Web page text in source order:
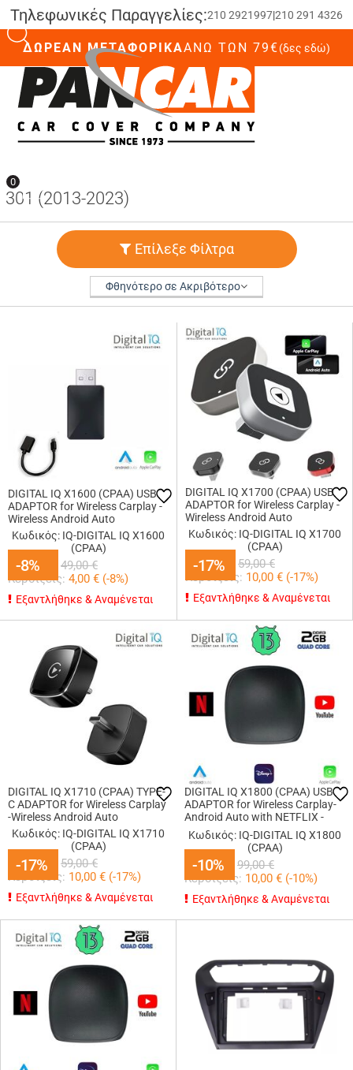
Τηλεφωνικές Παραγγελίες:210 2921997|210 291 4326
ΔΩΡΕΑΝ ΜΕΤΑΦΟΡΙΚΑΆΝΩ ΤΩΝ 79€(δες εδώ)
0
301 (2013-2023)
Επίλεξε Φίλτρα
Φθηνότερο σε Ακριβότερο
-8%
DIGITAL IQ X1600 (CPAA) USB
ADAPTOR for Wireless Carplay -
Wireless Android Auto
Κωδικός: IQ-DIGITAL IQ X1600
(CPAA)
45,00 49,00 €
Κερδίζεις: 4,00 € (-8%)
-8%
Εξαντλήθηκε & Αναμένεται
-17%
DIGITAL IQ X1700 (CPAA) USB
ADAPTOR for Wireless Carplay -
Wireless Android Auto
Κωδικός: IQ-DIGITAL IQ X1700
(CPAA)
49,00€ 59,00 €
Κερδίζεις: 10,00 € (-17%)
-17%
Εξαντλήθηκε & Αναμένεται
-17%
DIGITAL IQ X1710 (CPAA) TYPE-
C ADAPTOR for Wireless Carplay
-Wireless Android Auto
Κωδικός: IQ-DIGITAL IQ X1710
(CPAA)
49,00€ 59,00 €
Κερδίζεις: 10,00 € (-17%)
-17%
Εξαντλήθηκε & Αναμένεται
-10%
DIGITAL IQ X1800 (CPAA) USB
ADAPTOR for Wireless Carplay-
Android Auto with NETFLIX -
YOUTUBE - DISNEY+
Κωδικός: IQ-DIGITAL IQ X1800
(CPAA)
89,00€ 99,00 €
Κερδίζεις: 10,00 € (-10%)
-10%
Εξαντλήθηκε & Αναμένεται